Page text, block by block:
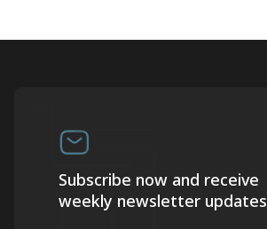
Subscribe now and receive
weekly newsletter updates